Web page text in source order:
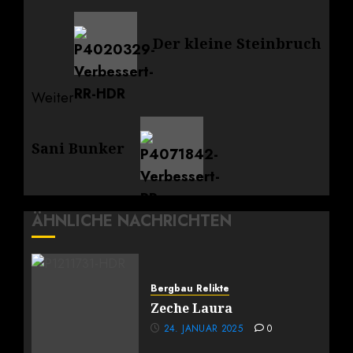
Vorheriger
Beitrag:
Der kleine Steinbruch
Weiter
Beitrag:
Sani Bunker
ÄHNLICHE NACHRICHTEN
Bergbau Relikte
Zeche Laura
24. JANUAR 2025 0